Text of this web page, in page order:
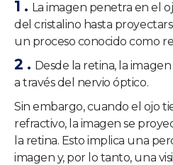
La imagen penetra en el
del cristalino hasta
un proceso conocido como
Desde la retina, la
a través del nervio óptico.
Sin embargo, cuando el ojo
refractivo, la imagen se
la retina. Esto implica una
imagen y, por lo tanto, una